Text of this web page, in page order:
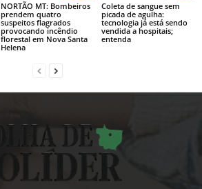
NORTÃO MT: Bombeiros
prendem quatro
suspeitos flagrados
provocando incêndio
florestal em Nova Santa
Helena
Coleta de sangue sem
picada de agulha:
tecnologia já está sendo
vendida a hospitais;
entenda